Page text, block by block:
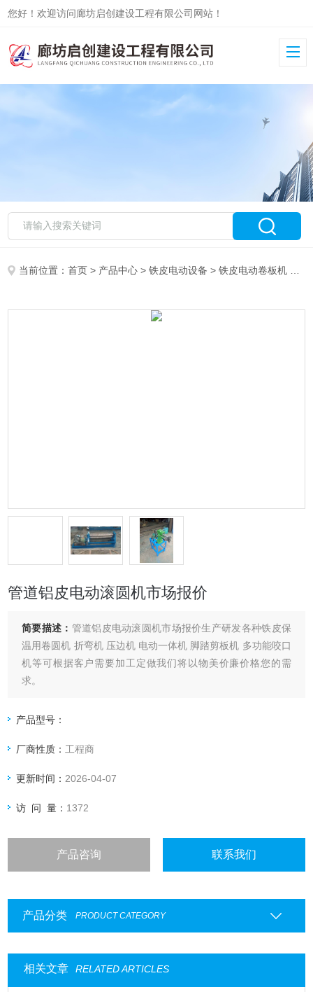
您好！欢迎访问廊坊启创建设工程有限公司网站！
当前位置：首页 > 产品中心 >铁皮电动设备 >铁皮电动卷板机
管道铝皮电动滚圆机市场报价
简要描述： 管道铝皮电动滚圆机市场报价生产研发各种铁皮保
温用卷圆机 折弯机 压边机 电动一体机 脚踏剪板机 多功能咬口
机等可根据客户需要加工定做我们将以物美价廉价格您的需
求。
产品型号：
厂商性质： 工程商
更新时间： 2026-04-07
访 问 量： 1372
产品咨询 联系我们
产品分类 PRODUCT CATEGORY
相关文章 RELATED ARTICLES